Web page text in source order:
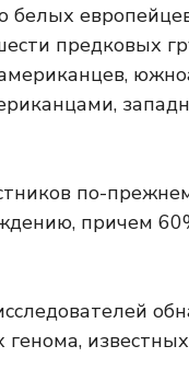
предковых
по-
причем
генома,